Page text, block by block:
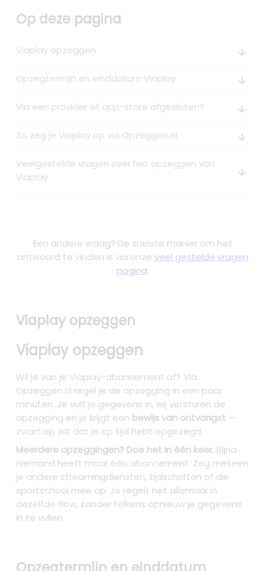
Op deze pagina
Viaplay opzeggen arrow_downward_alt
Opzegtermijn en einddatum Viaplay arrow_downward_alt
Via een provider of app-store afgesloten? arrow_downward_alt
Zo zeg je Viaplay op via Opzeggen.nl arrow_downward_alt
Veelgestelde vragen over het opzeggen van
Viaplay
arrow_downward_alt
Een andere vraag? De snelste manier om het
antwoord te vinden is via onze veel gestelde vragen
pagina.
Viaplay opzeggen
Viaplay opzeggen
Wil je van je Viaplay-abonnement af? Via
Opzeggen.nl regel je de opzegging in een paar
minuten. Je vult je gegevens in, wij versturen de
opzegging en je krijgt een bewijs van ontvangst —
zwart op wit dat je op tijd hebt opgezegd.
Meerdere opzeggingen? Doe het in één keer. Bijna
niemand heeft maar één abonnement. Zeg meteen
je andere streamingdiensten, tijdschriften of die
sportschool mee op. Je regelt het allemaal in
dezelfde flow, zonder telkens opnieuw je gegevens
in te vullen.